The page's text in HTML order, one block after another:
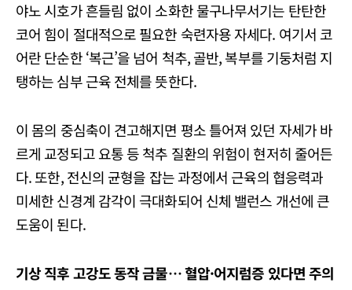
야노 시호가 흔들림 없이 소화한 물구나무서기는 탄탄한
코어 힘이 절대적으로 필요한 숙련자용 자세다. 여기서 코
어란 단순한 ‘복근’을 넘어 척추, 골반, 복부를 기둥처럼 지
탱하는 심부 근육 전체를 뜻한다.
이 몸의 중심축이 견고해지면 평소 틀어져 있던 자세가 바
르게 교정되고 요통 등 척추 질환의 위험이 현저히 줄어든
다. 또한, 전신의 균형을 잡는 과정에서 근육의 협응력과
미세한 신경계 감각이 극대화되어 신체 밸런스 개선에 큰
도움이 된다.
기상직후고강도동작금물…혈압·어지럼증 있다면주의